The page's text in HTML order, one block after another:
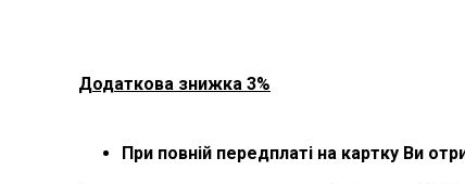
Додаткова знижка 3%
При повній передплаті на картку Ви